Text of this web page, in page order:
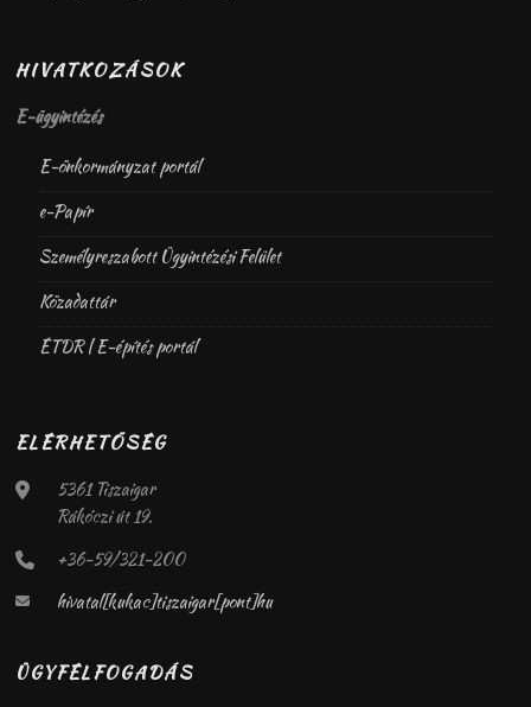
HIVATKOZÁSOK
E-ügyintézés
E-önkormányzat portál
e-Papír
Személyreszabott Ügyintézési Felület
Közadattár
ÉTDR | E-építés portál
ELÉRHETŐSÉG
5361 Tiszaigar
Rákóczi út 19.
+36-59/321-200
hivatal[kukac]tiszaigar[pont]hu
ÜGYFÉLFOGADÁS